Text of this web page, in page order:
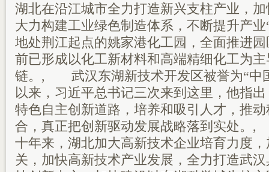
湖北在沿江城市全力打造新兴支柱产业，
大力构建工业绿色制造体系，不断提升产业
地处荆江起点的姚家港化工园，全面推进
前已形成以化工新材料和高端精细化工为
链。, 武汉东湖新技术开发区被誉为“中
以来，习近平总书记三次来到这里，他指
特色自主创新道路，培养和吸引人才，推
合，真正把创新驱动发展战略落到实处
十年来，湖北加大高新技术企业培育力度
关，加快高新技术产业发展，全力打造武